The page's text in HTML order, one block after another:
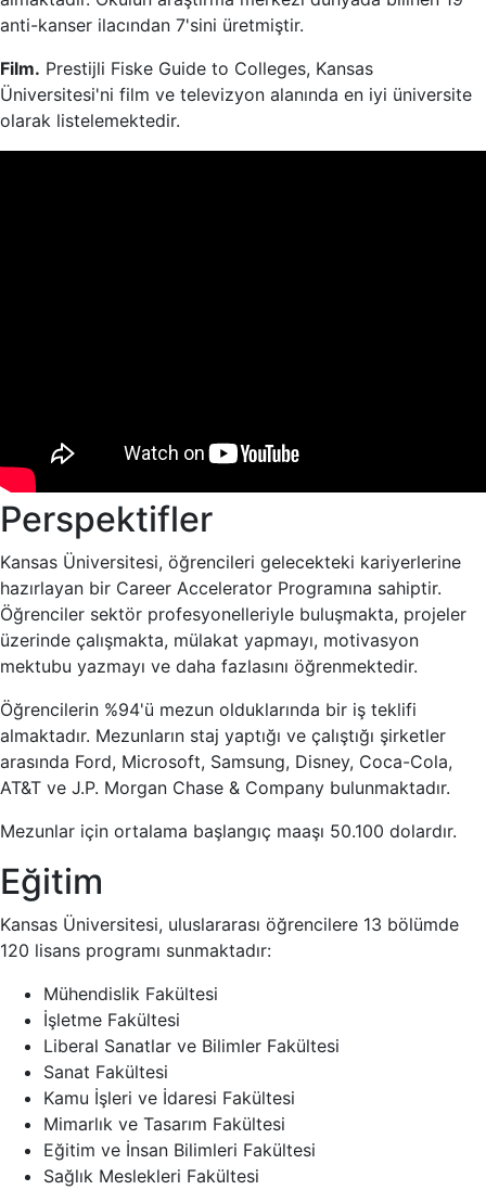
anti-kanser ilacından 7'sini üretmiştir.
Film. Prestijli Fiske Guide to Colleges, Kansas
Üniversitesi'ni film ve televizyon alanında en iyi üniversite
olarak listelemektedir.
Perspektifler
Kansas Üniversitesi, öğrencileri gelecekteki kariyerlerine
hazırlayan bir Career Accelerator Programına sahiptir.
Öğrenciler sektör profesyonelleriyle buluşmakta, projeler
üzerinde çalışmakta, mülakat yapmayı, motivasyon
mektubu yazmayı ve daha fazlasını öğrenmektedir.
Öğrencilerin %94'ü mezun olduklarında bir iş teklifi
almaktadır. Mezunların staj yaptığı ve çalıştığı şirketler
arasında Ford, Microsoft, Samsung, Disney, Coca-Cola,
AT&T ve J.P. Morgan Chase & Company bulunmaktadır.
Mezunlar için ortalama başlangıç maaşı 50.100 dolardır.
Eğitim
Kansas Üniversitesi, uluslararası öğrencilere 13 bölümde
120 lisans programı sunmaktadır:
Mühendislik Fakültesi
İşletme Fakültesi
Liberal Sanatlar ve Bilimler Fakültesi
Sanat Fakültesi
Kamu İşleri ve İdaresi Fakültesi
Mimarlık ve Tasarım Fakültesi
Eğitim ve İnsan Bilimleri Fakültesi
Sağlık Meslekleri Fakültesi